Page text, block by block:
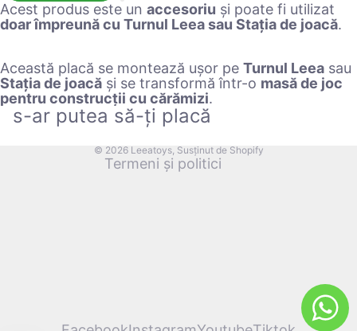
Acest produs este un accesoriu și poate fi utilizat
doar împreună cu Turnul Leea sau Stația de joacă.
Această placă se montează ușor pe Turnul Leea sau
Stația de joacă și se transformă într-o masă de joc
pentru construcții cu cărămizi.
s-ar putea să-ți placă
© 2026 Leeatoys, Susținut de Shopify
Termeni și politici
Politica de confidențialitate
Politica de expediere
Informații de contact
Aviz legal